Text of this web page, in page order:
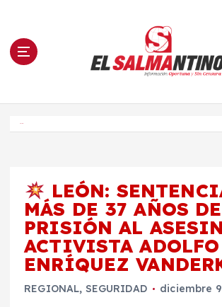
n El Salmantino - medios/
LEÓN:
MÁS DE 37 AÑOS DE
PRISIÓN AL
ACTIVISTA ADOLFO
ENRÍQUEZ
REGIONAL, SEGURIDAD diciembre